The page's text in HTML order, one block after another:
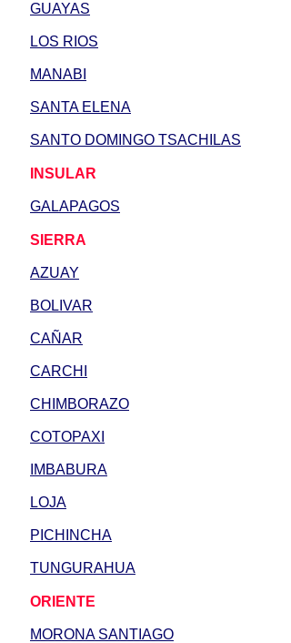
GUAYAS
LOS RIOS
MANABI
SANTA ELENA
SANTO DOMINGO TSACHILAS
INSULAR
GALAPAGOS
SIERRA
AZUAY
BOLIVAR
CAÑAR
CARCHI
CHIMBORAZO
COTOPAXI
IMBABURA
LOJA
PICHINCHA
TUNGURAHUA
ORIENTE
MORONA SANTIAGO